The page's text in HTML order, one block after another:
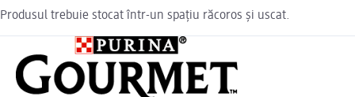
Produsul trebuie stocat într-un spaţiu răcoros şi uscat.